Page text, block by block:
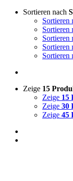
Sortieren nach
Sortieren
Sortieren
Sortieren
Sortieren
Sortieren
Zeige 15
Zeige 15
Zeige 30
Zeige 45